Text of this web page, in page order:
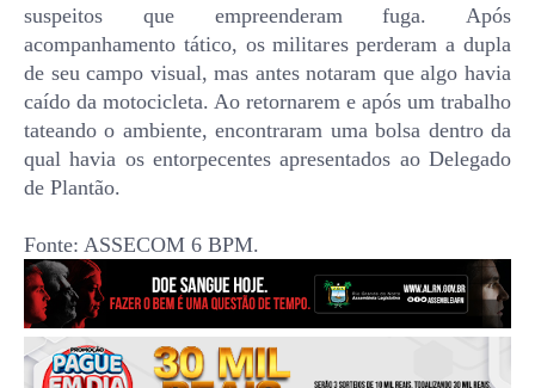
suspeitos que empreenderam fuga. Após
acompanhamento tático, os militares perderam a dupla
de seu campo visual, mas antes notaram que algo havia
caído da motocicleta. Ao retornarem e após um trabalho
tateando o ambiente, encontraram uma bolsa dentro da
qual havia os entorpecentes apresentados ao Delegado
de Plantão.
Fonte: ASSECOM 6 BPM.